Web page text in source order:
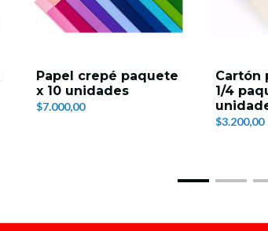
Papel crepé paquete
x 10 unidades
$7.000,00
Cartón
1/4
$3.200,00